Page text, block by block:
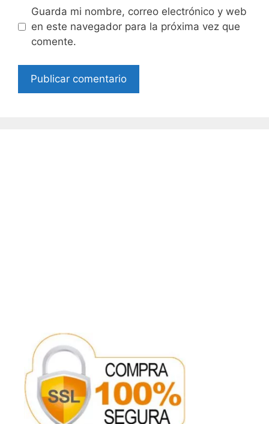
Guarda mi nombre, correo electrónico y web
en este navegador para la próxima vez que
comente.